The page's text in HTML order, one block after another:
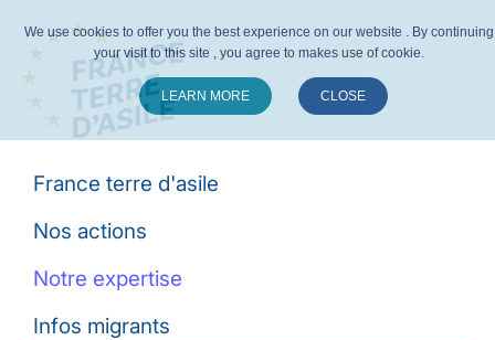
France terre d'asile
Nos actions
Notre expertise
Infos migrants
We use cookies to offer you the best experience on our website . By continuing
your visit to this site , you agree to makes use of cookie.
LEARN MORE CLOSE